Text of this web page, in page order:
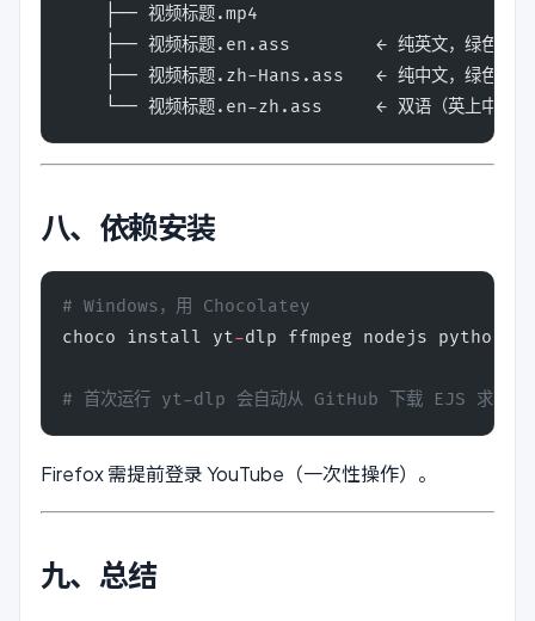
    ├── 视频标题.mp4
├── 视频标题.en.ass        ← 纯英文，绿色，自
├── 视频标题.zh-Hans.ass   ← 纯中文，绿色，自
└── 视频标题.en-zh.ass     ← 双语（英上中下）
八、依赖安装
# Windows，用 Chocolatey
choco install yt-dlp ffmpeg nodejs python
# 首次运行 yt-dlp 会自动从 GitHub 下载 EJS 求解脚本
Firefox 需提前登录 YouTube（一次性操作）。
九、总结